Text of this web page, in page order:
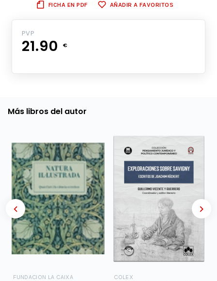
FICHA EN PDF AÑADIR A FAVORITOS
PVP
21.90 €
Más libros del autor
FUNDACION LA CAIXA COLEX